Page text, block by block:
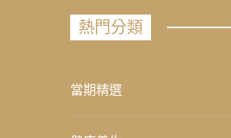
熱門分類
當期精選